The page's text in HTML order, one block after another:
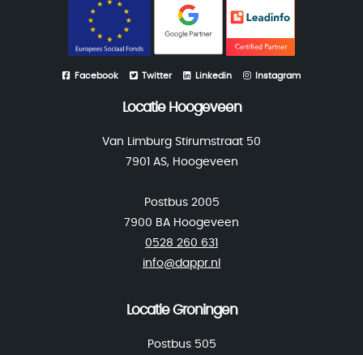
Facebook Twitter Linkedin Instagram
Locatie Hoogeveen
Van Limburg Stirumstraat 50
7901 AS, Hoogeveen
Postbus 2005
7900 BA Hoogeveen
0528 260 631
info@dappr.nl
Locatie Groningen
Postbus 505